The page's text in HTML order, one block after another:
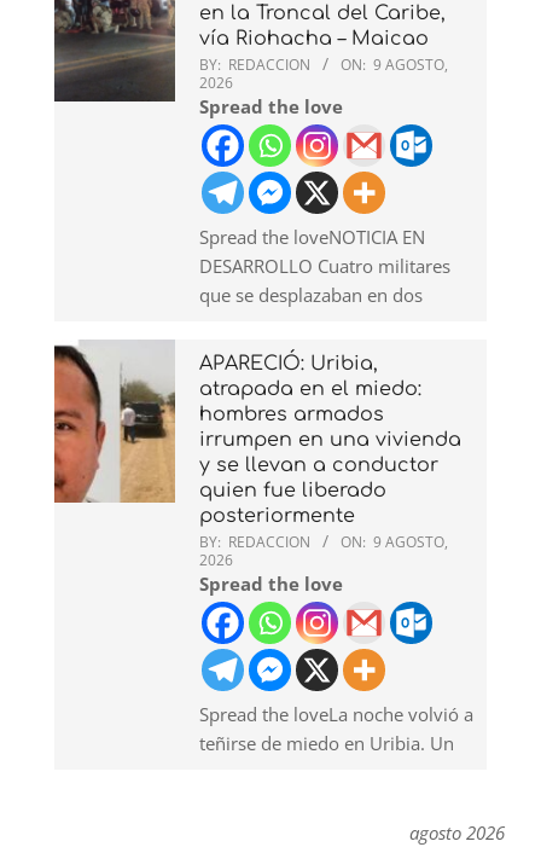
en la Troncal del Caribe,
vía Riohacha – Maicao
BY: REDACCION ON: 9 AGOSTO,
2026
Spread the love
Spread the loveNOTICIA EN
DESARROLLO Cuatro militares
que se desplazaban en dos
APARECIÓ: Uribia,
atrapada en el miedo:
hombres armados
irrumpen en una vivienda
y se llevan a conductor
quien fue liberado
posteriormente
BY: REDACCION ON: 9 AGOSTO,
2026
Spread the love
Spread the loveLa noche volvió a
teñirse de miedo en Uribia. Un
agosto 2026